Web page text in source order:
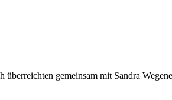
gemeinsam mit Sandra